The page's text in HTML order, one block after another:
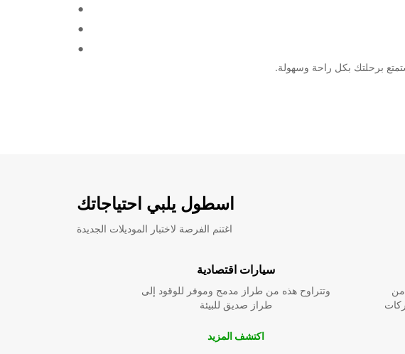
اسطول يلبي احتياجاتك
اغتنم الفرصة لاختبار الموديلات الجديدة
سيارات اقتصادية
وتتراوح هذه من طراز مدمج وموفر للوقود إلى
طراز صديق للبيئة
اكتشف المزيد
من